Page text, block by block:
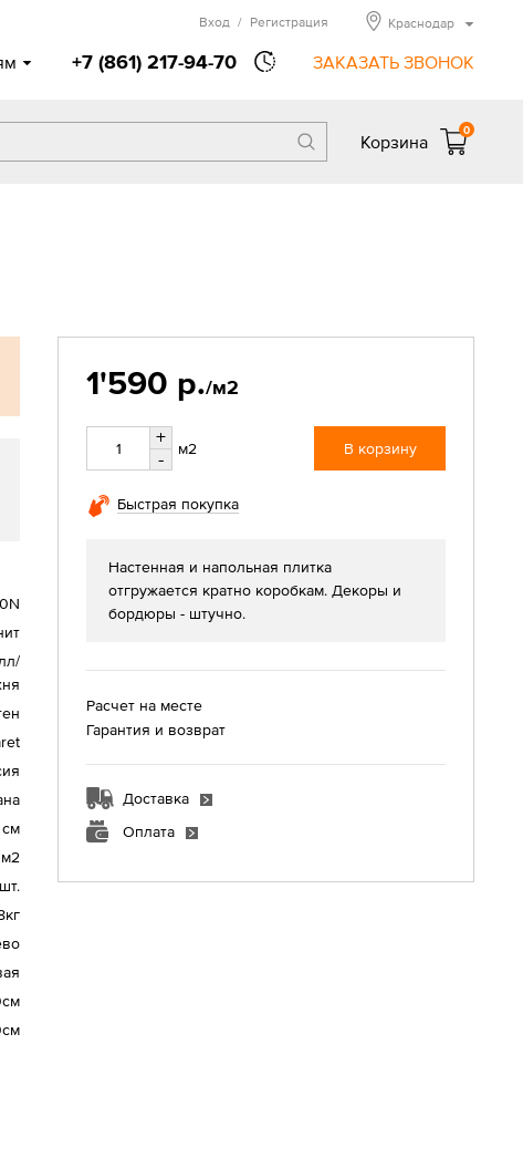
+7 (861) 217-94-70 ЗАКАЗАТЬ ЗВОНОК
Вход / Регистрация Краснодар
Корзина
0
1'590 р./м2
+
-
м2 В корзину
Быстрая покупка
Настенная и напольная плитка
отгружается кратно коробкам. Декоры и
бордюры - штучно.
Расчет на месте
Гарантия и возврат
Доставка
Оплата